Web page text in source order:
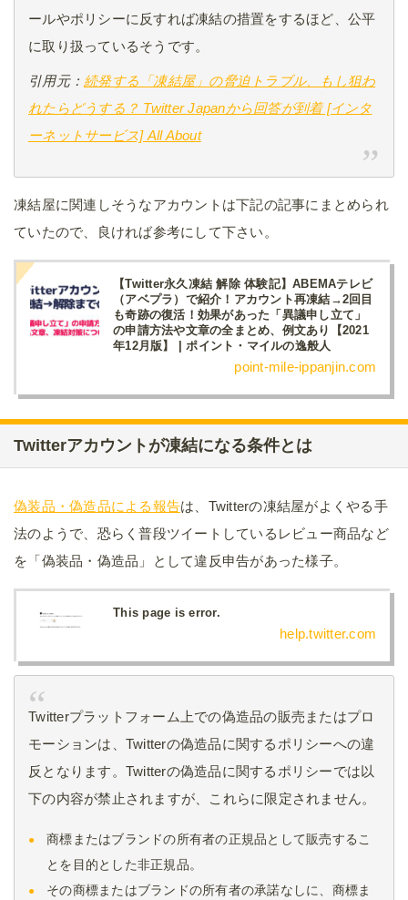
ールやポリシーに反すれば凍結の措置をするほど、公平
に取り扱っているそうです。
引用元： 続発する「凍結屋」の脅迫トラブル、もし狙わ
れたらどうする？ Twitter Japanから回答が到着 [インタ
ーネットサービス] All About
凍結屋に関連しそうなアカウントは下記の記事にまとめられ
ていたので、良ければ参考にして下さい。
【Twitter永久凍結 解除 体験記】ABEMAテレビ
（アベプラ）で紹介！アカウント再凍結→2回目
も奇跡の復活！効果があった「異議申し立て」
の申請方法や文章の全まとめ、例文あり【2021
年12月版】 | ポイント・マイルの逸般人
point-mile-ippanjin.com
Twitterアカウントが凍結になる条件とは
偽装品・偽造品による報告は、Twitterの凍結屋がよくやる手
法のようで、恐らく普段ツイートしているレビュー商品など
を「偽装品・偽造品」として違反申告があった様子。
This page is error.
help.twitter.com
Twitterプラットフォーム上での偽造品の販売またはプロ
モーションは、Twitterの偽造品に関するポリシーへの違
反となります。Twitterの偽造品に関するポリシーでは以
下の内容が禁止されますが、これらに限定されません。
商標またはブランドの所有者の正規品として販売するこ
とを目的とした非正規品。
その商標またはブランドの所有者の承諾なしに、商標ま